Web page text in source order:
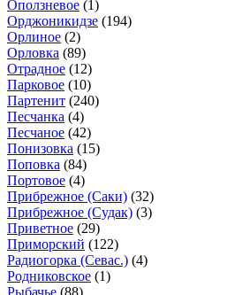
Оползневое (1)
Орджоникидзе (194)
Орлиное (2)
Орловка (89)
Отрадное (12)
Парковое (10)
Партенит (240)
Песчанка (4)
Песчаное (42)
Понизовка (15)
Поповка (84)
Портовое (4)
Прибрежное (Саки) (32)
Прибрежное (Судак) (3)
Приветное (29)
Приморский (122)
Радиогорка (Севас.) (4)
Родниковское (1)
Рыбачье (88)